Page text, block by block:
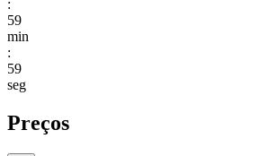
:
59
min
:
59
seg
Preços